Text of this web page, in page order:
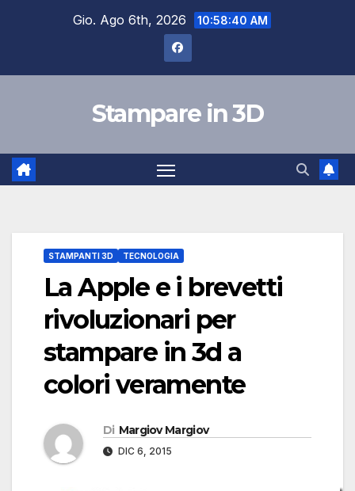
Gio. Ago 6th, 2026 10:58:41 AM
Stampare in 3D
STAMPANTI 3D TECNOLOGIA
La Apple e i brevetti
rivoluzionari per
stampare in 3d a
colori veramente
Di Margiov Margiov
DIC 6, 2015